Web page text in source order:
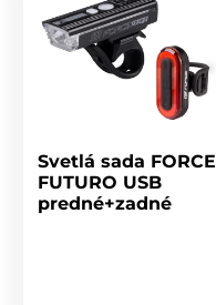
Svetlá sada FORCE
FUTURO USB
predné+zadné